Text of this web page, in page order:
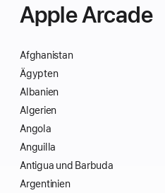
Apple Arcade
Afghanistan
Ägypten
Albanien
Algerien
Angola
Anguilla
Antigua und Barbuda
Argentinien